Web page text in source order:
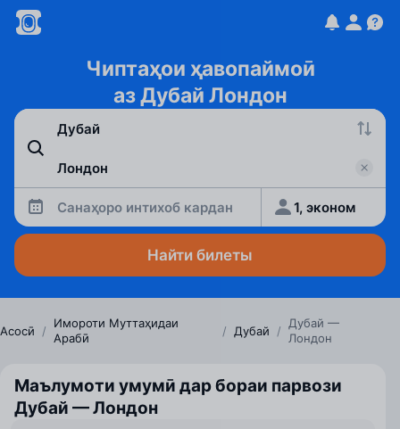
Чиптаҳои ҳавопаймоӣ
аз Дубай Лондон
Санаҳоро интихоб кардан 1, эконом
Найти билеты
Асосӣ /
Имороти Муттаҳидаи
Арабӣ
/ Дубай /
Дубай —
Лондон
Маълумоти умумӣ дар бораи парвози
Дубай — Лондон